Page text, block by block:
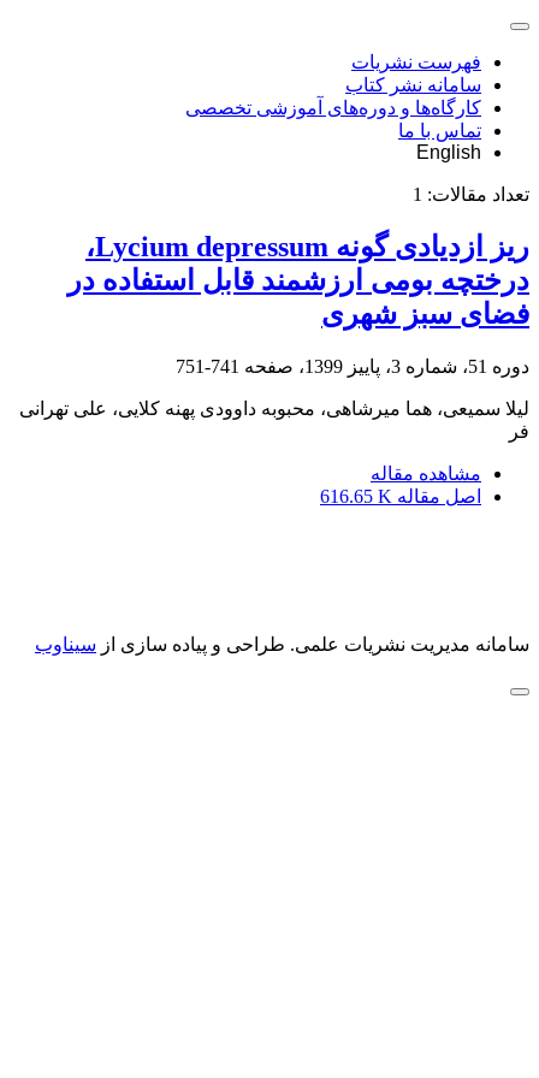
فهرست نشریات
سامانه نشر کتاب
کارگاه‌ها و دوره‌های آموزشی تخصصی
تماس با ما
English
تعداد مقالات: 1
ریز ازدیادی گونه ‏Lycium depressum،
درختچه بومی ارزشمند قابل استفاده در
فضای سبز شهری
دوره 51، شماره 3، پاییز 1399، صفحه 741-751
لیلا سمیعی، هما میرشاهی، محبوبه داوودی پهنه کلایی، علی تهرانی
فر
مشاهده مقاله
اصل مقاله 616.65 K
سامانه مدیریت نشریات علمی. طراحی و پیاده سازی از سیناوب